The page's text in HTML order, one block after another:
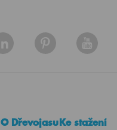
O DřevojasuKe stažení